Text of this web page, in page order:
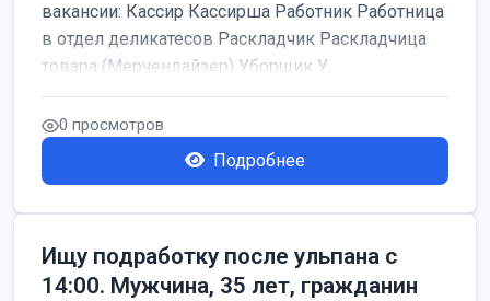
вакансии: Кассир Кассирша Работник Работница
в отдел деликатесов Раскладчик Раскладчица
товара (Мерчендайзер) Уборщик У...
0 просмотров
Подробнее
Ищу подработку после ульпана с
14:00. Мужчина, 35 лет, гражданин